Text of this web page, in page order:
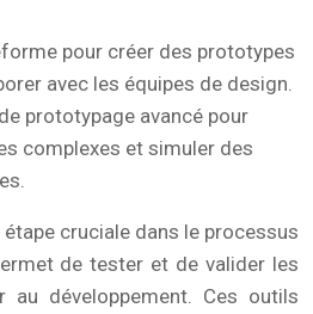
pour créer des prototypes
avec les équipes de design.
prototypage avancé pour
complexes et simuler des
cruciale dans le processus
de tester et de valider les
au développement. Ces outils